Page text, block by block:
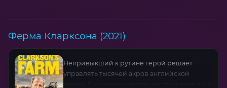
Ферма Кларксона (2021)
Непривыкший к рутине герой решает
управлять тысячей акров английской